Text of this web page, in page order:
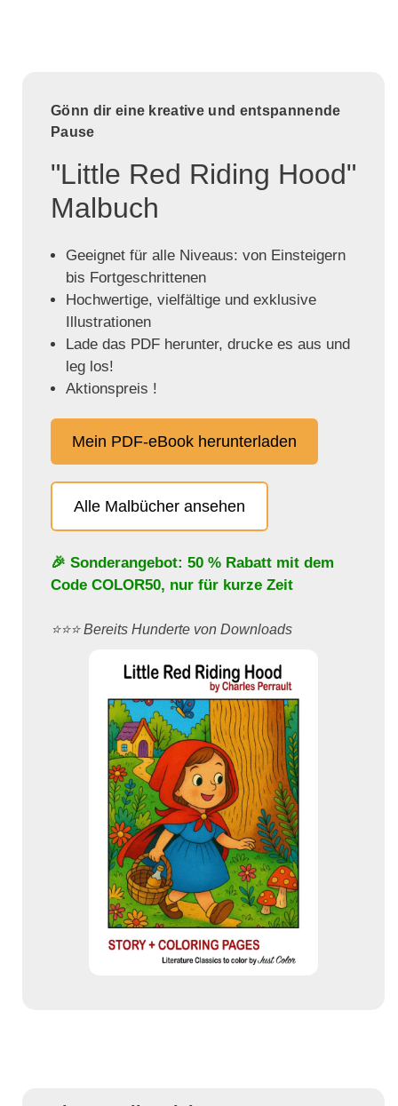
Gönn dir eine kreative und entspannende
Pause
"Little Red Riding Hood"
Malbuch
Geeignet für alle Niveaus: von Einsteigern
bis Fortgeschrittenen
Hochwertige, vielfältige und exklusive
Illustrationen
Lade das PDF herunter, drucke es aus und
leg los!
Aktionspreis !
Mein PDF-eBook herunterladen
Alle Malbücher ansehen
🎉 Sonderangebot: 50 % Rabatt mit dem
Code COLOR50, nur für kurze Zeit
⭐️⭐️⭐️ Bereits Hunderte von Downloads